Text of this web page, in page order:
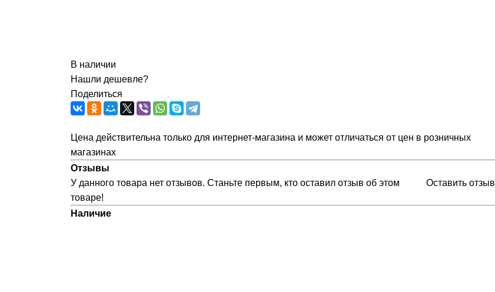
В наличии
Нашли дешевле?
Поделиться
Цена действительна только для интернет-магазина и может отличаться от цен в розничных
магазинах
Отзывы
Оставить отзыв
У данного товара нет отзывов. Станьте первым, кто оставил отзыв об этом
товаре!
Наличие